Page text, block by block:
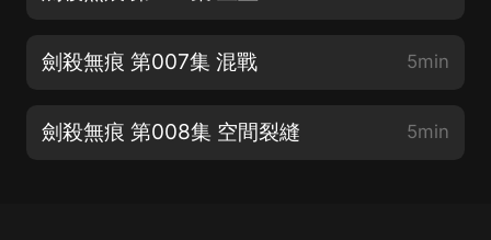
劍殺無痕 第007集 混戰 5min
劍殺無痕 第008集 空間裂縫 5min